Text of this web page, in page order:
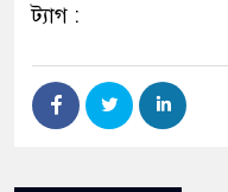
ট্যাগ :